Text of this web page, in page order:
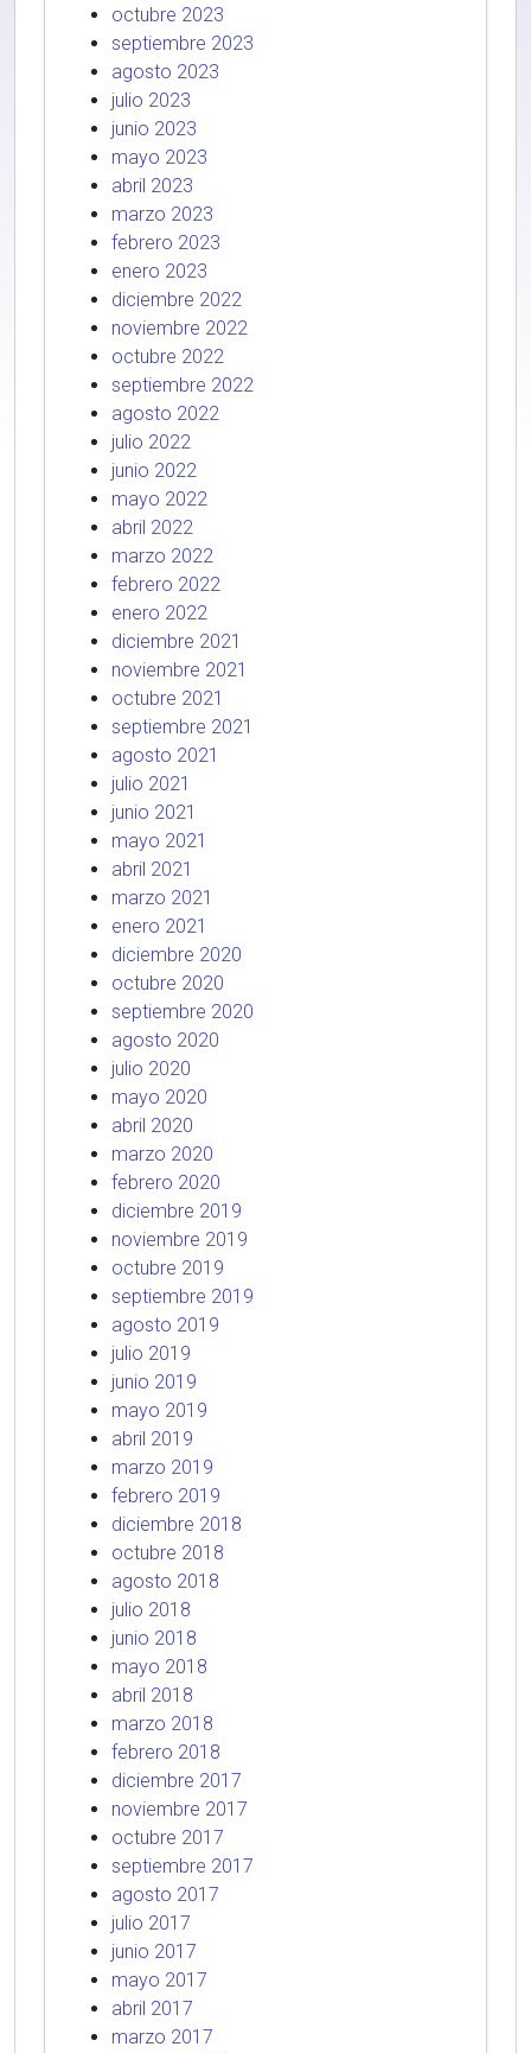
octubre 2023
septiembre 2023
agosto 2023
julio 2023
junio 2023
mayo 2023
abril 2023
marzo 2023
febrero 2023
enero 2023
diciembre 2022
noviembre 2022
octubre 2022
septiembre 2022
agosto 2022
julio 2022
junio 2022
mayo 2022
abril 2022
marzo 2022
febrero 2022
enero 2022
diciembre 2021
noviembre 2021
octubre 2021
septiembre 2021
agosto 2021
julio 2021
junio 2021
mayo 2021
abril 2021
marzo 2021
enero 2021
diciembre 2020
octubre 2020
septiembre 2020
agosto 2020
julio 2020
mayo 2020
abril 2020
marzo 2020
febrero 2020
diciembre 2019
noviembre 2019
octubre 2019
septiembre 2019
agosto 2019
julio 2019
junio 2019
mayo 2019
abril 2019
marzo 2019
febrero 2019
diciembre 2018
octubre 2018
agosto 2018
julio 2018
junio 2018
mayo 2018
abril 2018
marzo 2018
febrero 2018
diciembre 2017
noviembre 2017
octubre 2017
septiembre 2017
agosto 2017
julio 2017
junio 2017
mayo 2017
abril 2017
marzo 2017